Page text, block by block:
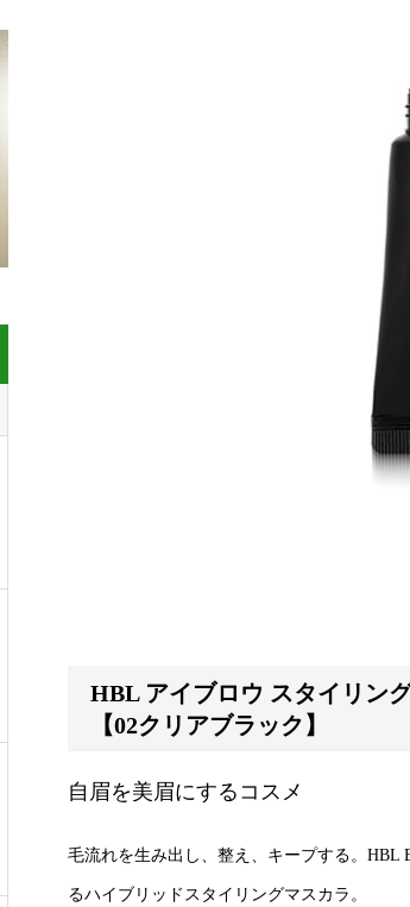
HBL アイブロウ スタイリン
【02クリアブラック】
自眉を美眉にするコスメ
毛流れを生み出し、整え、キープする。HBL
るハイブリッドスタイリングマスカラ。